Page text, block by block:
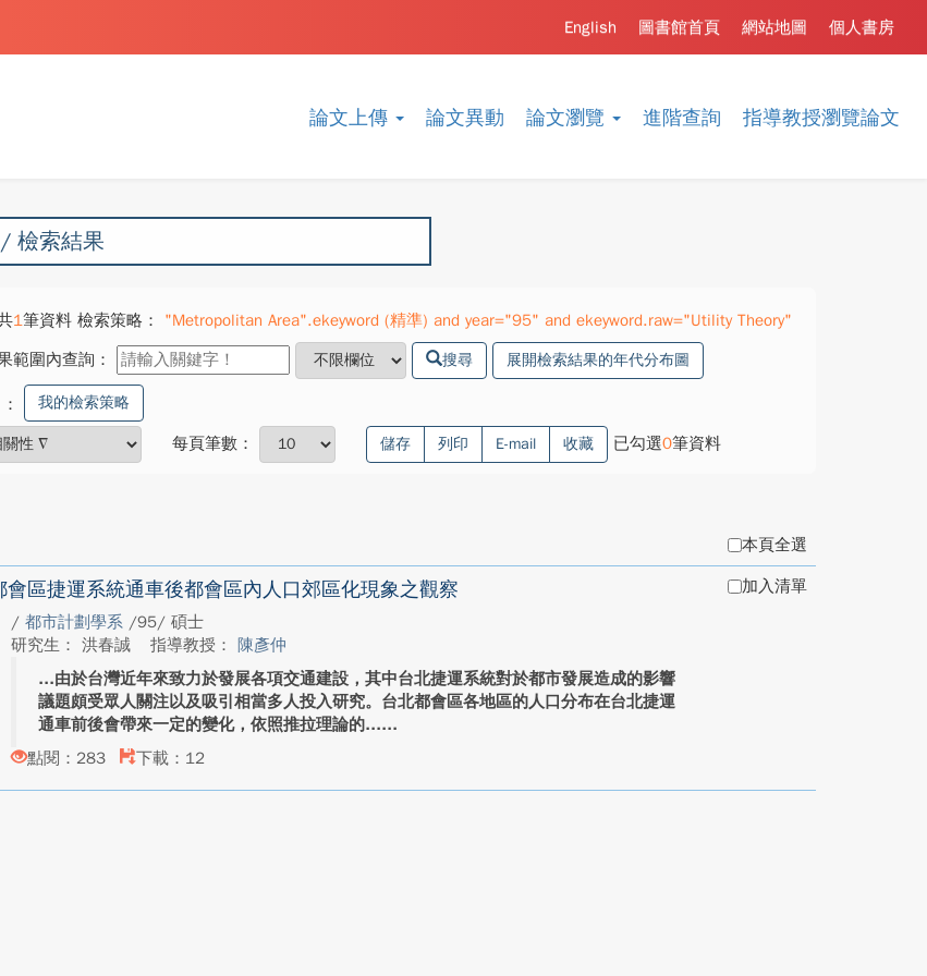
論文上傳 論文異動 論文瀏覽 進階查詢 指導教授瀏覽論文
個人書房
網站地圖
圖書館首頁
English
檢索結果
1筆資料 檢索策略：
"Metropolitan Area".ekeyword (精準) and year="95" and ekeyword.raw="Utility Theory"
範圍內查詢：
搜尋 展開檢索結果的年代分布圖
： 我的檢索策略
每頁筆數： 儲存 列印 E-mail 收藏 已勾選0筆資料
本頁全選
會區捷運系統通車後都會區內人口郊區化現象之觀察
/ 都市計劃學系 /95/ 碩士
研究生： 洪春誠
指導教授： 陳彥仲
由於台灣近年來致力於發展各項交通建設，其中台北捷運系統對於都市發展造成的影響
議題頗受眾人關注以及吸引相當多人投入研究。台北都會區各地區的人口分布在台北捷運
通車前後會帶來一定的變化，依照推拉理論的...
點閱：283
下載：12
加入清單